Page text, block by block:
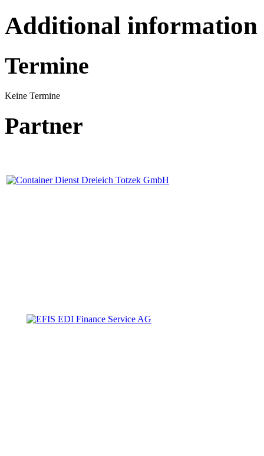
Additional information
Termine
Keine Termine
Partner